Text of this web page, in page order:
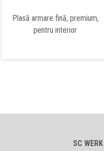
Plasă armare fină, premium,
pentru interior
SC